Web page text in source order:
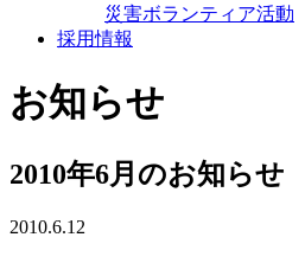
災害ボランティア活動
採用情報
お知らせ
2010年6月のお知らせ
2010.6.12